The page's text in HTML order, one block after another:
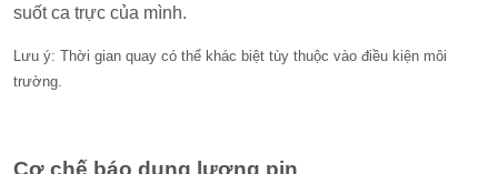
suốt ca trực của mình.
Lưu ý: Thời gian quay có thể khác biệt tùy thuộc vào điều kiện môi
trường.
Cơ chế báo dung lượng pin